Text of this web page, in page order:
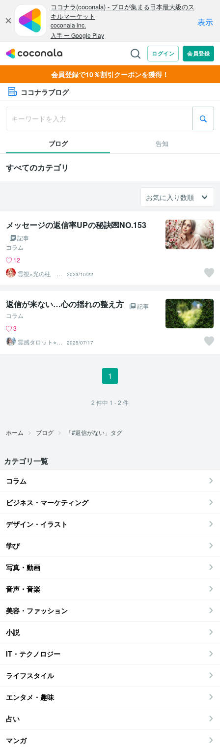
会員登録で10％割引クーポンを獲得！
ココナラブログ
ブログ 告知
すべてのカテゴリ
メッセージの返信率UPの秘訣💌NO.153
記事
コラム
12
霊視×光の柱 カ
ルマ先生
2023/10/22
返信が来ない…心の揺れの整え方
記事
コラム
3
霊感タロット⭐︎エ
アリーズ
2025/07/17
1
2 件中 1 - 2 件
ホーム ブログ 「#返信がない」タグ
カテゴリ一覧
コラム
ビジネス・マーケティング
デザイン・イラスト
学び
写真・動画
音声・音楽
美容・ファッション
小説
IT・テクノロジー
ライフスタイル
エンタメ・趣味
占い
マンガ